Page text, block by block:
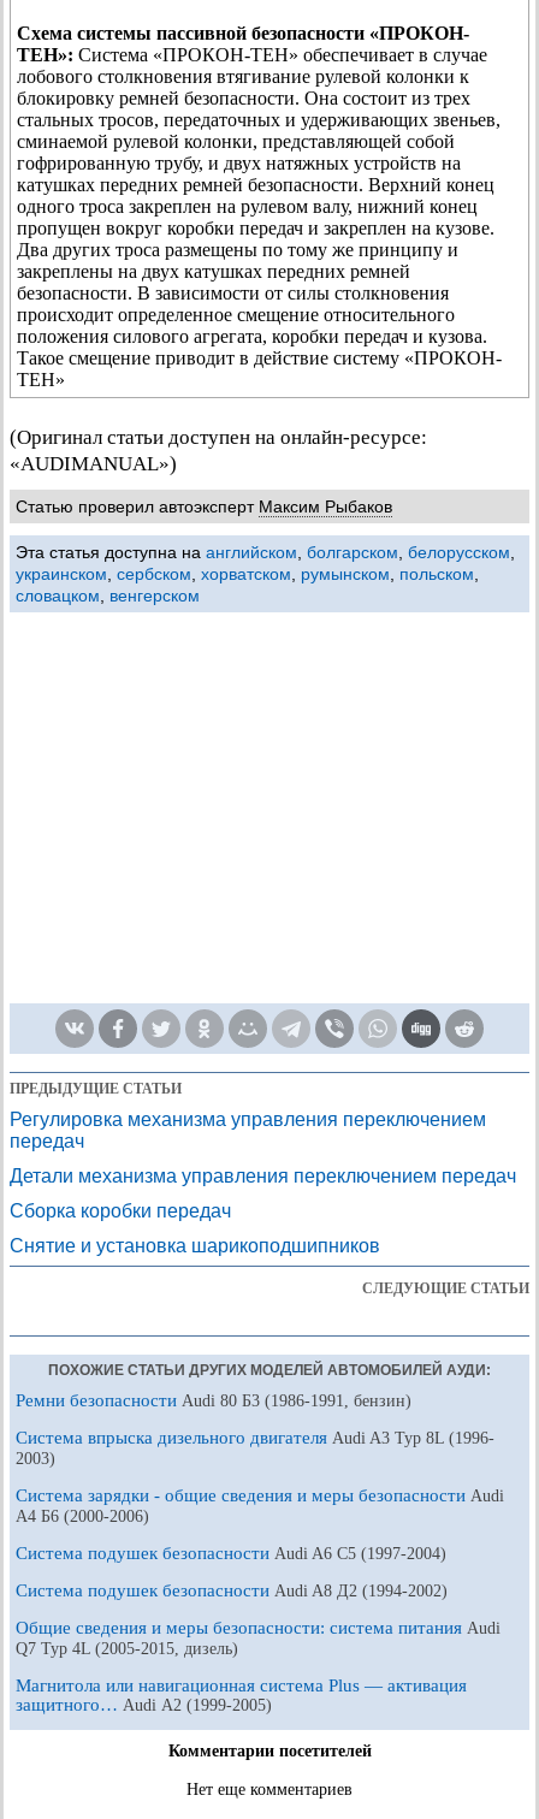
Схема системы пассивной безопасности «ПРОКОН-
ТЕН»: Система «ПРОКОН-ТЕН» обеспечивает в случае
лобового столкновения втягивание рулевой колонки к
блокировку ремней безопасности. Она состоит из трех
стальных тросов, передаточных и удерживающих звеньев,
сминаемой рулевой колонки, представляющей собой
гофрированную трубу, и двух натяжных устройств на
катушках передних ремней безопасности. Верхний конец
одного троса закреплен на рулевом валу, нижний конец
пропущен вокруг коробки передач и закреплен на кузове.
Два других троса размещены по тому же принципу и
закреплены на двух катушках передних ремней
безопасности. В зависимости от силы столкновения
происходит определенное смещение относительного
положения силового агрегата, коробки передач и кузова.
Такое смещение приводит в действие систему «ПРОКОН-
ТЕН»
(Оригинал статьи доступен на онлайн-ресурсе:
«AUDIMANUAL»)
Статью проверил автоэксперт Максим Рыбаков
Эта статья доступна на английском болгарском белорусском
украинском сербском хорватском румынском польском
словацком
венгерском
ПРЕДЫДУЩИЕ СТАТЬИ
Регулировка механизма управления переключением
передач
Детали механизма управления переключением передач
Сборка коробки передач
Снятие и установка шарикоподшипников
СЛЕДУЮЩИЕ СТАТЬИ
ПОХОЖИЕ СТАТЬИ ДРУГИХ МОДЕЛЕЙ АВТОМОБИЛЕЙ АУДИ:
Ремни безопасности Audi 80 Б3 (1986-1991, бензин)
Система впрыска дизельного двигателя Audi A3 Typ 8L (1996-
2003)
Система зарядки - общие сведения и меры безопасности Audi
A4 Б6 (2000-2006)
Система подушек безопасности Audi A6 С5 (1997-2004)
Система подушек безопасности Audi A8 Д2 (1994-2002)
Общие сведения и меры безопасности: система питания Audi
Q7 Typ 4L (2005-2015, дизель)
Магнитола или навигационная система Plus — активация
защитного… Audi А2 (1999-2005)
Комментарии посетителей
Нет еще комментариев